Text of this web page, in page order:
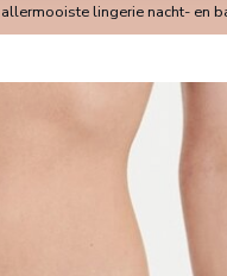
lingerie nacht- en